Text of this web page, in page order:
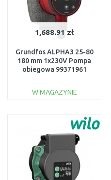
1,688.91 zł
Grundfos ALPHA3 25-80
180 mm 1x230V Pompa
obiegowa 99371961
W MAGAZYNIE
Do porównania